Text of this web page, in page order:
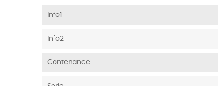
Info1
Info2
Contenance